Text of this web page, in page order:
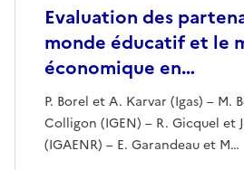
Evaluation des
monde éducatif et le
économique en…
P. Borel et A. Karvar (Igas) – M.
Colligon (IGEN) – R. Gicquel et
(IGAENR) – E. Garandeau et M…